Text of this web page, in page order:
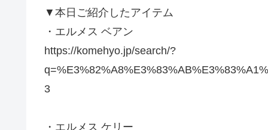
▼本日ご紹介したアイテム
・エルメス ベアン
https://komehyo.jp/search/?
3
・エルメス ケリー